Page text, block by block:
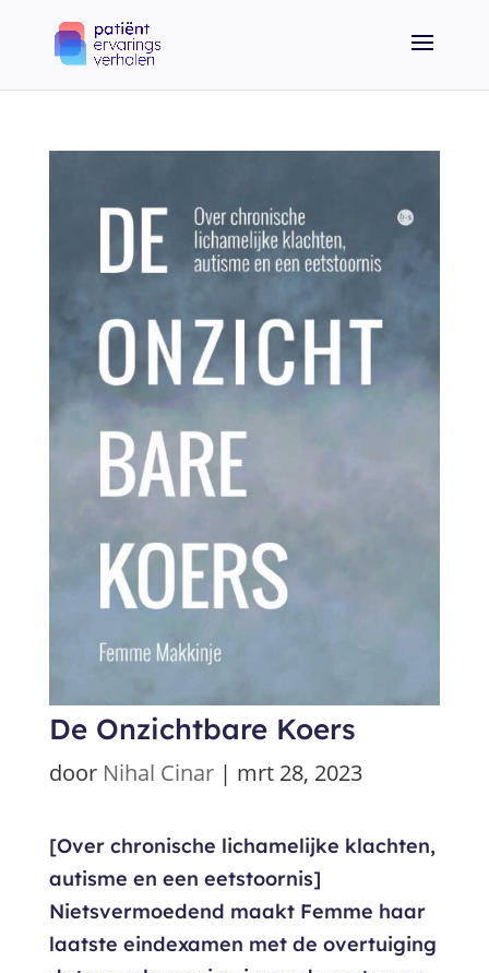
De Onzichtbare Koers
door Nihal Cinar| mrt 28, 2023
[Over chronische lichamelijke klachten,
autisme en een eetstoornis]
Nietsvermoedend maakt Femme haar
laatste eindexamen met de overtuiging